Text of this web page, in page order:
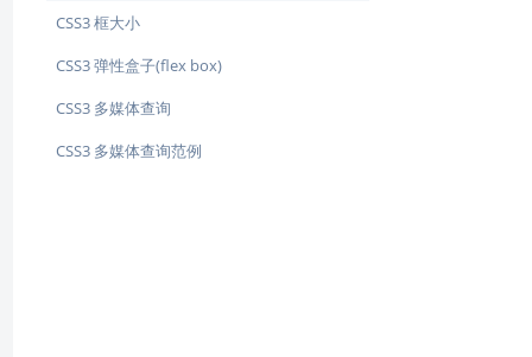
CSS3 框大小
CSS3 弹性盒子(flex box)
CSS3 多媒体查询
CSS3 多媒体查询范例